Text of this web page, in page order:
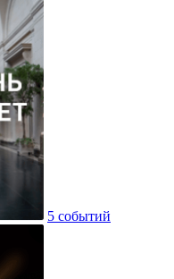
5 событий